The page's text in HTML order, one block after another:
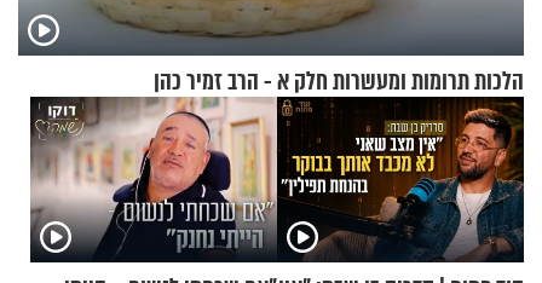
הלכות תרומות ומעשרות חלק א - הרב זמיר כהן